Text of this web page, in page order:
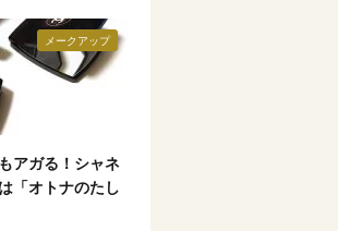
メークアップ
アガる！シャネ
「オトナのたし